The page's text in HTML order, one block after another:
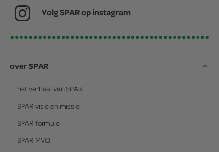
Volg SPAR op instagram
over SPAR
het verhaal van SPAR
SPAR visie en missie
SPAR formule
SPAR MVO